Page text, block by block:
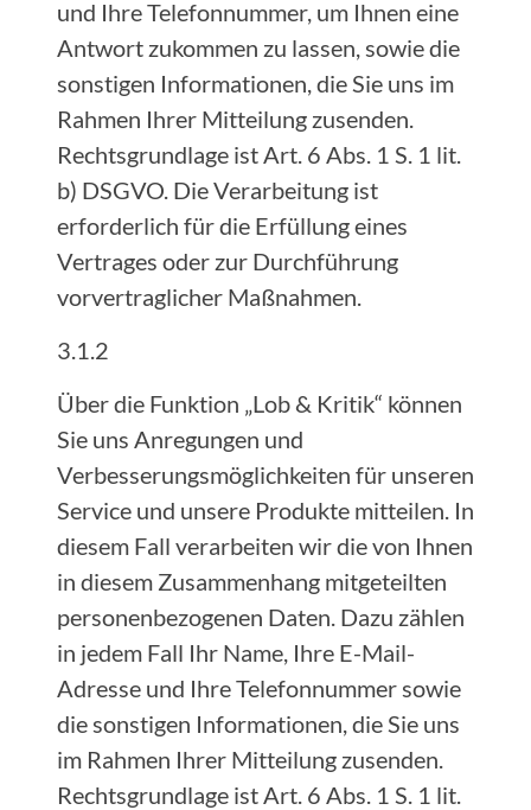
und Ihre Telefonnummer, um Ihnen eine
Antwort zukommen zu lassen, sowie die
sonstigen Informationen, die Sie uns im
Rahmen Ihrer Mitteilung zusenden.
Rechtsgrundlage ist Art. 6 Abs. 1 S. 1 lit.
b) DSGVO. Die Verarbeitung ist
erforderlich für die Erfüllung eines
Vertrages oder zur Durchführung
vorvertraglicher Maßnahmen.
3.1.2
Über die Funktion „Lob & Kritik“ können
Sie uns Anregungen und
Verbesserungsmöglichkeiten für unseren
Service und unsere Produkte mitteilen. In
diesem Fall verarbeiten wir die von Ihnen
in diesem Zusammenhang mitgeteilten
personenbezogenen Daten. Dazu zählen
in jedem Fall Ihr Name, Ihre E-Mail-
Adresse und Ihre Telefonnummer sowie
die sonstigen Informationen, die Sie uns
im Rahmen Ihrer Mitteilung zusenden.
Rechtsgrundlage ist Art. 6 Abs. 1 S. 1 lit.